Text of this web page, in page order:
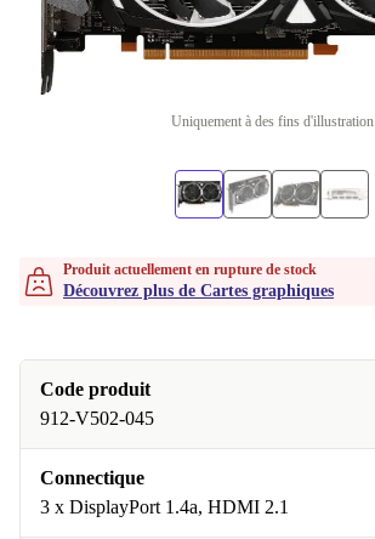
Uniquement à des fins d'illustration
Produit actuellement en rupture de stock
Découvrez plus de Cartes graphiques
Code produit
912-V502-045
Connectique
3 x DisplayPort 1.4a, HDMI 2.1